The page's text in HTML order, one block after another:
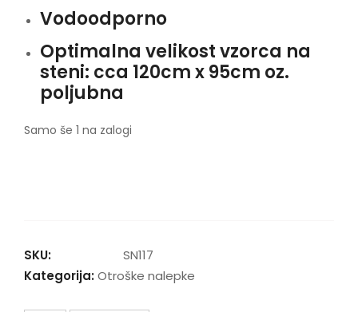
Vodoodporno
Optimalna velikost vzorca na
steni: cca 120cm x 95cm oz.
poljubna
Samo še 1 na zalogi
SKU:
SN117
Kategorija:Otroške nalepke